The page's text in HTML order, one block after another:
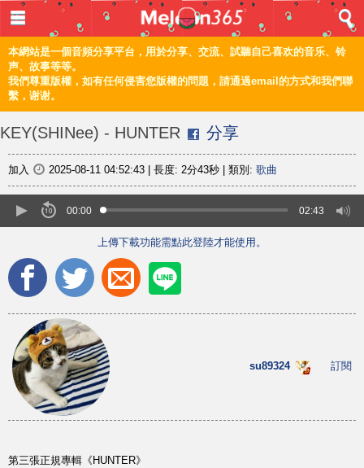
本網站是一個音頻分享平台，用於分享、交流、試聽自己喜欢的音乐、铃
声、故事等等。
我們尊重版權，如有任何侵害您版權的問題，請通過email的方式和我們聯
繫，谢谢。
KEY(SHINee) - HUNTER 分享
加入 2025-08-11 04:52:43 長度: 2分43秒 類別: 歌曲
00:00 02:43
上傳下載功能需點此登陸才能使用。
su89324 訂閱
第三張正規專輯《HUNTER》
登入 / 註冊
首頁
音樂
頻道
編輯
简体
©2021 甜瓜365 Melon365 Melon365.com